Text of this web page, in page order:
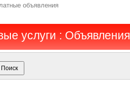
объявления
услуги : Объявления